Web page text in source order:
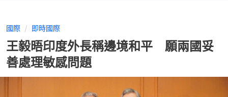
國際 即時國際
王毅晤印度外長稱邊境和平 願兩國妥
善處理敏感問題